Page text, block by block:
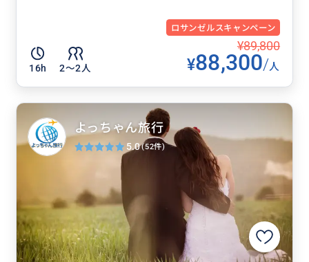
ロサンゼルスキャンペーン
16h 2〜2人
¥89,800
¥88,300/人
よっちゃん旅行
5.0(52件)